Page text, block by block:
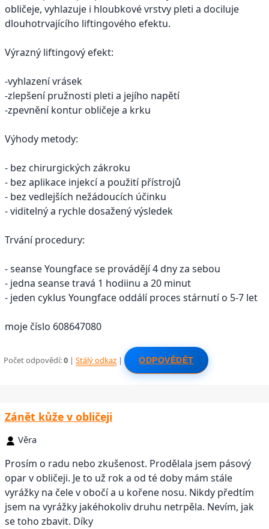
obličeje, vyhlazuje i hloubkové vrstvy pleti a dociluje
dlouhotrvajícího liftingového efektu.
Výrazný liftingový efekt:
-vyhlazení vrásek
-zlepšení pružnosti pleti a jejího napětí
-zpevnění kontur obličeje a krku
Výhody metody:
- bez chirurgických zákroku
- bez aplikace injekcí a použití přístrojů
- bez vedlejších nežádoucích účinku
- viditelný a rychle dosažený výsledek
Trvání procedury:
- seanse Youngface se provádějí 4 dny za sebou
- jedna seanse travá 1 hodiinu a 20 minut
- jeden cyklus Youngface oddálí proces stárnutí o 5-7 let
moje číslo 608647080
Počet odpovědí:0 |Stálý odkaz | ODPOVĚDĚT
Zánět kůže v obličeji
Věra
Prosím o radu nebo zkušenost. Prodělala jsem pásový
opar v obličeji. Je to už rok a od té doby mám stále
vyrážky na čele v obočí a u kořene nosu. Nikdy předtím
jsem na vyrážky jakéhokoliv druhu netrpěla. Nevím, jak
se toho zbavit. Díky